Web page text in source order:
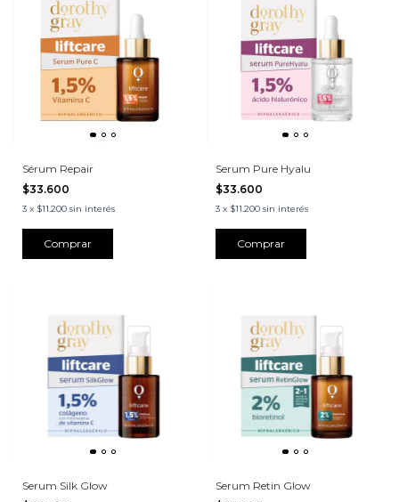
Sérum Repair
$33.600
3 x $11.200 sin interés
Serum Pure Hyalu
$33.600
3 x $11.200 sin interés
Serum Silk Glow
Serum Retin Glow